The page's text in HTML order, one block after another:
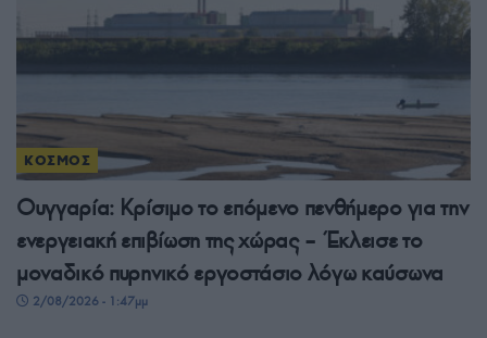
ΚΟΣΜΟΣ
Ουγγαρία: Κρίσιμο το επόμενο πενθήμερο για την
ενεργειακή επιβίωση της χώρας – Έκλεισε το
μοναδικό πυρηνικό εργοστάσιο λόγω καύσωνα
2/08/2026 - 1:47μμ